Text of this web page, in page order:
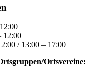
12:00
/ 13:00 – 17:00
Ortsvereine: